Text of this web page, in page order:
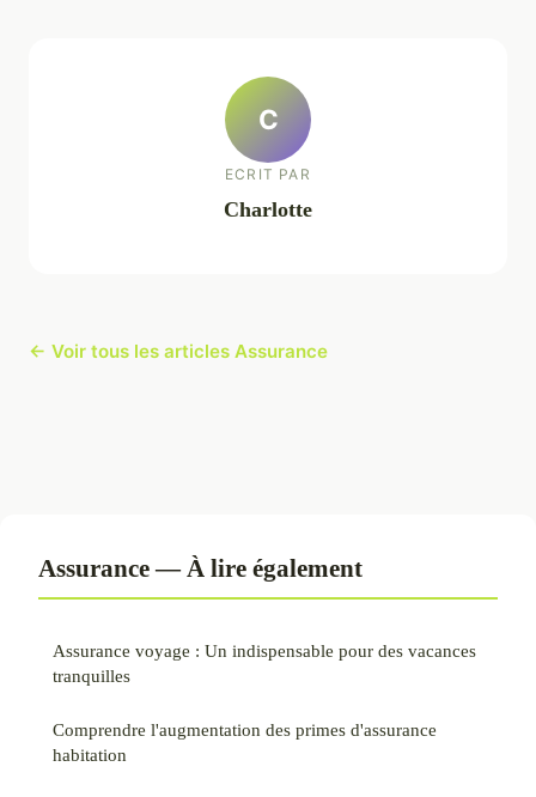
C
ECRIT PAR
Charlotte
← Voir tous les articles Assurance
Assurance — À lire également
Assurance voyage : Un indispensable pour des vacances
tranquilles
Comprendre l'augmentation des primes d'assurance
habitation